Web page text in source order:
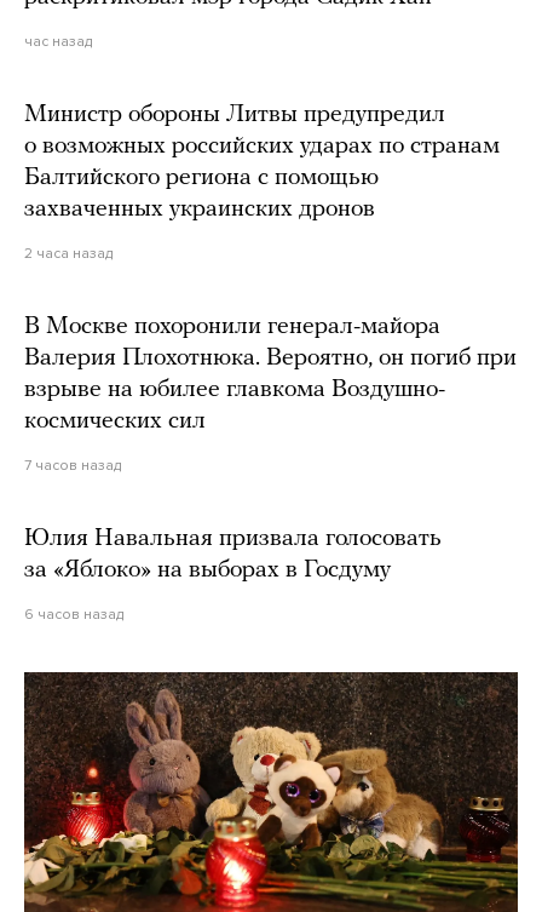
час назад
Министр обороны Литвы предупредил
о возможных российских ударах по странам
Балтийского региона с помощью
захваченных украинских дронов
2 часа назад
В Москве похоронили генерал-майора
Валерия Плохотнюка. Вероятно, он погиб при
взрыве на юбилее главкома Воздушно-
космических сил
7 часов назад
Юлия Навальная призвала голосовать
за «Яблоко» на выборах в Госдуму
6 часов назад